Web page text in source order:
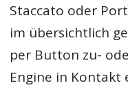
Staccato oder
im übersichtlich
per Button zu-
Engine in Kontakt